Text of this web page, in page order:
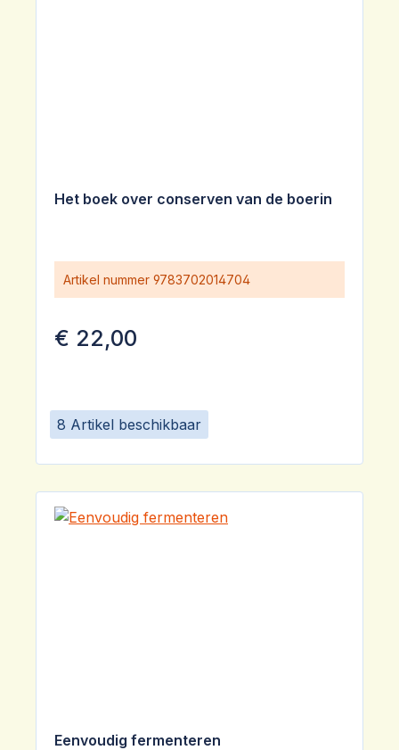
8 Artikel beschikbaar
Het boek over conserven van de boerin
Artikel nummer 9783702014704
€ 22,00
Eenvoudig fermenteren